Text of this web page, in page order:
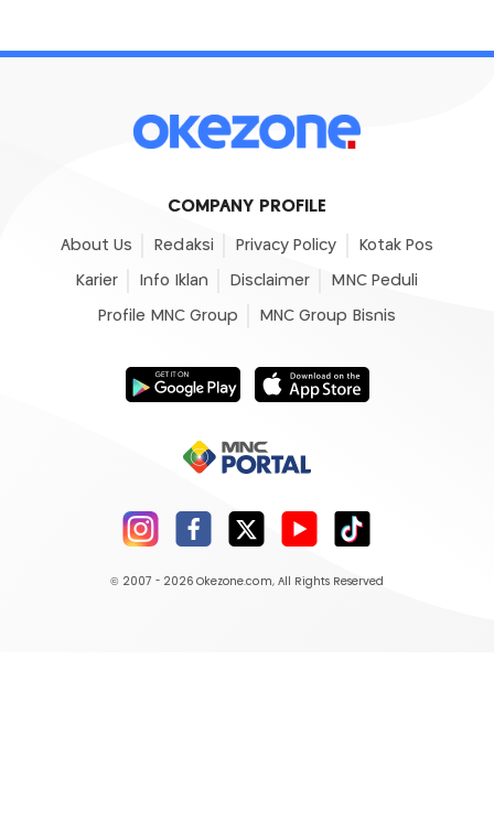
COMPANY PROFILE
About Us Redaksi Privacy Policy Kotak Pos
Karier Info Iklan Disclaimer MNC Peduli
Profile MNC Group MNC Group Bisnis
© 2007 - 2026 Okezone.com, All Rights Reserved